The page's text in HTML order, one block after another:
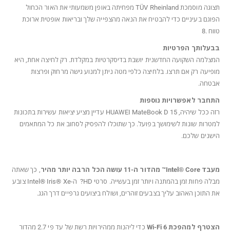
תצוגה מוסמכת TÜV Rheinland מפחיתה באופן משמעותי את האור הכחול
הפוגם בעיניים כדי להבטיח את הנאה מהצפייה שלך ובריאות אופטית ארוכת
טווח .8
בבעלותך הפרטיות
המצלמה השקועה החדשנית יושבת בדיסקרטיות במקלדת. רק לחיצה אחת, היא
מופיעה רק אם תרצו. בלחיצה כלפי מטה ניתן למנוע גישה מרחוק ופרצות
אבטחה.
התחבר לאפשרויות נוספות
רזה ככל שיהיה, HUAWEI MateBook D 15 עדיין מציע יציאות עשירות בתכונות
למטרות שונות לשימושך בפועל. כך שתוכלו להפסיק לסחוב את כל המתאמים
הישנים שלכם.
מעבד Intel® Core™ מהדור ה-11 עושה הכל הרבה יותר מהיר
, כך שאתה
מבלה פחות זמן בהמתנה ויותר זמן בעשייה. סרטי HD? ה-Intel® Iris® Xe צובע
את התוכן האהוב עליך בצבעים זוהרים, ושולח ביצועים גרפיים דרך הגג.
הצטרף למהפכתWi-Fi 6
כדי ליהנות ממהירויות רשת של עד פי 2.7 מהדור